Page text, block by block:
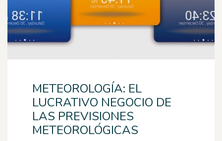
METEOROLOGÍA: EL
LUCRATIVO NEGOCIO DE
LAS PREVISIONES
METEOROLÓGICAS